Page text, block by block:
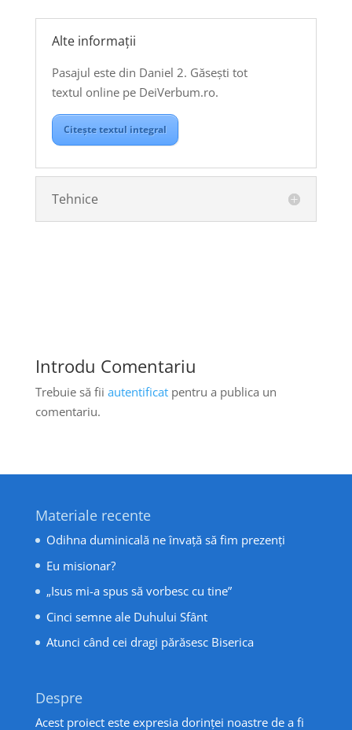
Alte informații
Pasajul este din Daniel 2. Găsești tot
textul online pe DeiVerbum.ro.
Citește textul integral
Tehnice
Introdu Comentariu
Trebuie să fii autentificatpentru a publica un
comentariu.
Materiale recente
Odihna duminicală ne învață să fim prezenți
Eu misionar?
„Isus mi-a spus să vorbesc cu tine”
Cinci semne ale Duhului Sfânt
Atunci când cei dragi părăsesc Biserica
Despre
Acest proiect este expresia dorinței noastre de a fi